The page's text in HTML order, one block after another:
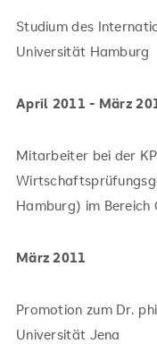
Studium des
Universität Hamburg
April 2011 - März
Mitarbeiter bei der
Hamburg) im Bereich
März 2011
Promotion zum Dr.
Universität Jena